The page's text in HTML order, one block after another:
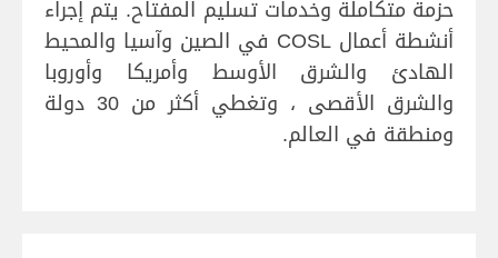
حزمة متكاملة وخدمات تسليم المفتاح. يتم إجراء
أنشطة أعمال COSL في الصين وآسيا والمحيط
الهادئ والشرق الأوسط وأمريكا وأوروبا
والشرق الأقصى ، وتغطي أكثر من 30 دولة
ومنطقة في العالم.